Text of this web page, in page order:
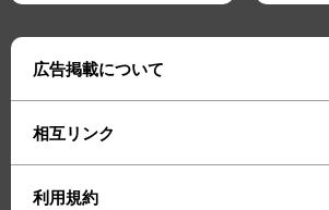
広告掲載について
相互リンク
利用規約